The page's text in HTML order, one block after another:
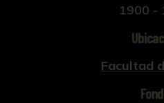
1900 -
Facultad